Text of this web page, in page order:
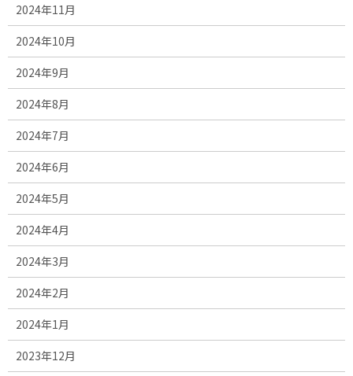
2024年11月
2024年10月
2024年9月
2024年8月
2024年7月
2024年6月
2024年5月
2024年4月
2024年3月
2024年2月
2024年1月
2023年12月